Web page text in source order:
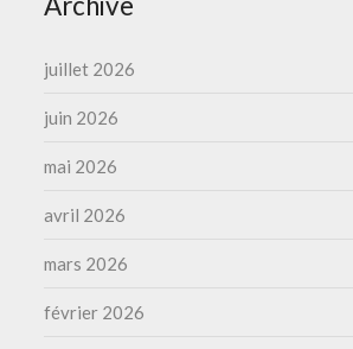
juillet 2026
juin 2026
mai 2026
avril 2026
mars 2026
février 2026